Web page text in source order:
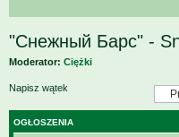
"Снежный Барс" -
Moderator: Ciężki
Napisz wątek
OGŁOSZENIA